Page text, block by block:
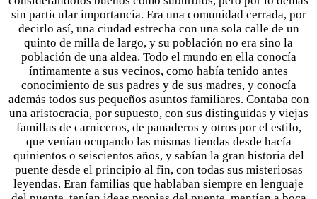
sin particular importancia. Era una comunidad cerrada, por
decirlo así, una ciudad estrecha con una sola calle de un
quinto de milla de largo, y su población no era sino la
población de una aldea. Todo el mundo en ella conocía
íntimamente a sus vecinos, como había tenido antes
conocimiento de sus padres y de sus madres, y conocía
además todos sus pequeños asuntos familiares. Contaba con
una aristocracia, por supuesto, con sus distinguidas y viejas
famillas de carniceros, de panaderos y otros por el estilo,
que venían ocupando las mismas tiendas desde hacía
quinientos o seiscientos años, y sabían la gran historia del
puente desde el principio al fin, con todas sus misteriosas
leyendas. Eran familias que hablaban siempre en lenguaje